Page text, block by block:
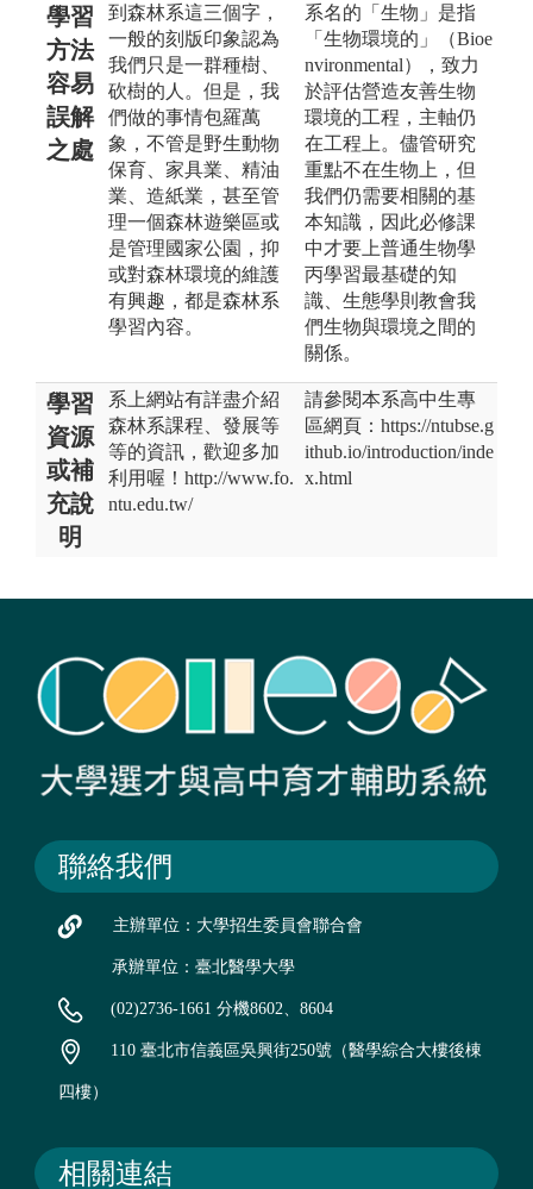
學習
方法
容易
誤解
之處
到森林系這三個字，
一般的刻版印象認為
我們只是一群種樹、
砍樹的人。但是，我
們做的事情包羅萬
象，不管是野生動物
保育、家具業、精油
業、造紙業，甚至管
理一個森林遊樂區或
是管理國家公園，抑
或對森林環境的維護
有興趣，都是森林系
學習內容。
系名的「生物」是指
「生物環境的」（Bioe
nvironmental），致力
於評估營造友善生物
環境的工程，主軸仍
在工程上。儘管研究
重點不在生物上，但
我們仍需要相關的基
本知識，因此必修課
中才要上普通生物學
丙學習最基礎的知
識、生態學則教會我
們生物與環境之間的
關係。
學習
資源
或補
充說
明
系上網站有詳盡介紹
森林系課程、發展等
等的資訊，歡迎多加
利用喔！http://www.fo.
ntu.edu.tw/
請參閱本系高中生專
區網頁：https://ntubse.g
ithub.io/introduction/inde
x.html
聯絡我們
主辦單位：大學招生委員會聯合會
承辦單位：臺北醫學大學
(02)2736-1661 分機8602、8604
110 臺北市信義區吳興街250號（醫學綜合大樓後棟
四樓）
相關連結